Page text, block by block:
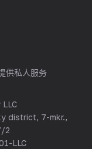
供私人服务
district, 7-mkr.,
2
LLC